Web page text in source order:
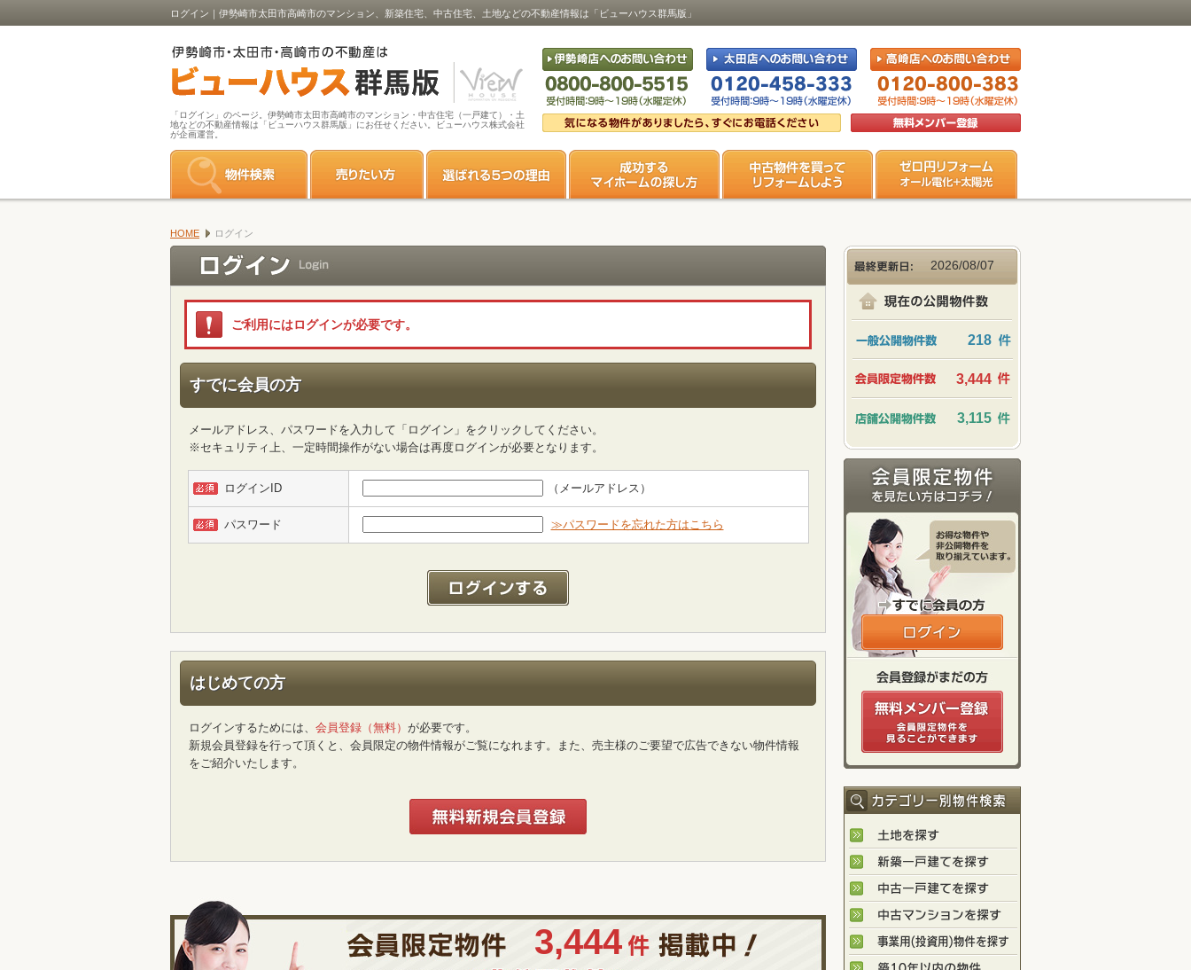
ログイン｜伊勢崎市太田市高崎市のマンション、新築住宅、中古住宅、土地などの不動産情報は「ビューハウス群馬版」
「ログイン」のページ。伊勢崎市太田市高崎市のマンション・中古住宅（一戸建て）・土
地などの不動産情報は「ビューハウス群馬版」にお任せください。ビューハウス株式会社
が企画運営。
HOME ログイン
ご利用にはログインが必要です。
すでに会員の方
メールアドレス、パスワードを入力して「ログイン」をクリックしてください。
※セキュリティ上、一定時間操作がない場合は再度ログインが必要となります。
ログインID （メールアドレス）
パスワード ≫パスワードを忘れた方はこちら
はじめての方
ログインするためには、 会員登録（無料） が必要です。
新規会員登録を行って頂くと、会員限定の物件情報がご覧になれます。また、売主様のご要望で広告できない物件情報
をご紹介いたします。
3,444
2026/08/07
218
3,444
3,115